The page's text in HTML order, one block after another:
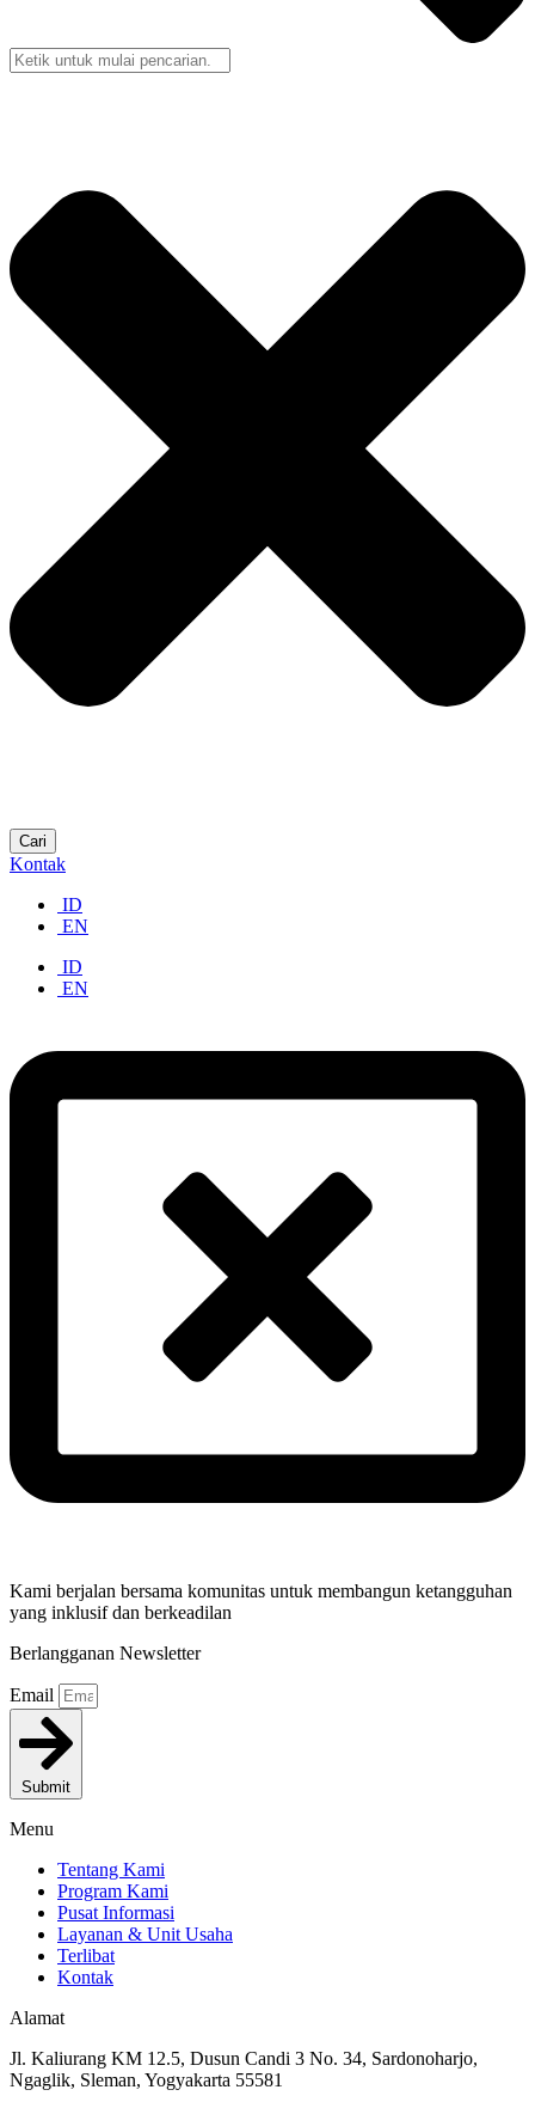
Cari
Kontak
ID
EN
ID
EN
Kami berjalan bersama komunitas untuk membangun ketangguhan
yang inklusif dan berkeadilan
Berlangganan Newsletter
Email
Submit
Menu
Tentang Kami
Program Kami
Pusat Informasi
Layanan & Unit Usaha
Terlibat
Kontak
Alamat
Jl. Kaliurang KM 12.5, Dusun Candi 3 No. 34, Sardonoharjo,
Ngaglik, Sleman, Yogyakarta 55581